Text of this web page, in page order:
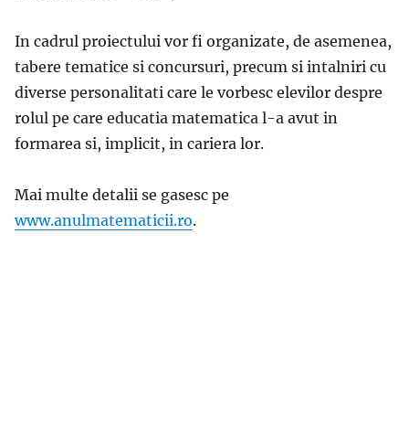
In cadrul proiectului vor fi organizate, de asemenea,
tabere tematice si concursuri, precum si intalniri cu
diverse personalitati care le vorbesc elevilor despre
rolul pe care educatia matematica l-a avut in
formarea si, implicit, in cariera lor.
Mai multe detalii se gasesc pe
www.anulmatematicii.ro.